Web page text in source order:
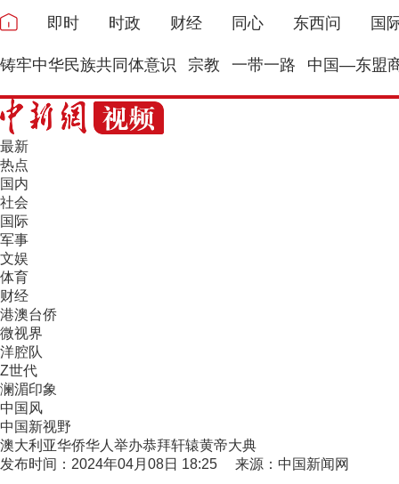
即时 时政 财经 同心 东西问 国
铸牢中华民族共同体意识 宗教 一带一路 中国—东盟
最新
热点
国内
社会
国际
军事
文娱
体育
财经
港澳台侨
微视界
洋腔队
Z世代
澜湄印象
中国风
中国新视野
澳大利亚华侨华人举办恭拜轩辕黄帝大典
发布时间：2024年04月08日 18:25 来源：中国新闻网